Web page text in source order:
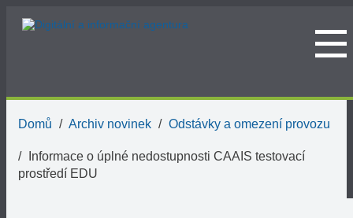
Domů Archiv novinek Odstávky a omezení provozu
Informace o úplné nedostupnosti CAAIS testovací
prostředí EDU